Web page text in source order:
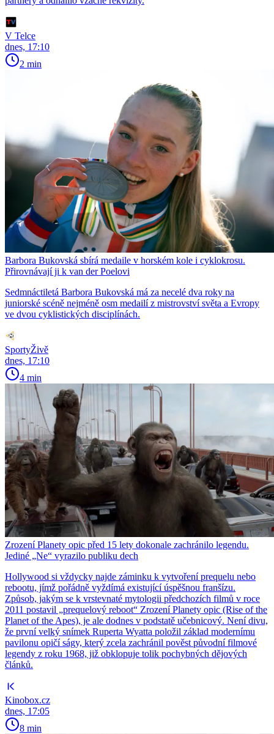
V Telce
dnes, 17:10
2 min
Barbora Bukovská sbírá medaile v horském kole i cyklokrosu.
Přirovnávají ji k van der Poelovi
Sedmnáctiletá Barbora Bukovská má za necelé dva roky na
juniorské scéně nejméně osm medailí z mistrovství světa a Evropy
ve dvou cyklistických disciplínách.
SportyŽivě
dnes, 17:10
4 min
Zrození Planety opic před 15 lety dokonale zachránilo legendu.
Jediné „Ne“ vyrazilo publiku dech
Hollywood si vždycky najde záminku k vytvoření prequelu nebo
rebootu, jímž pořádně vyždímá existující úspěšnou franšízu.
Způsob, jakým se k vrstevnaté mytologii předchozích filmů v roce
2011 postavil „prequelový reboot“ Zrození Planety opic (Rise of the
Planet of the Apes), je ale dodnes v podstatě učebnicový. Není divu,
že první velký snímek Ruperta Wyatta položil základ modernímu
pavilonu opičí ságy, který zcela zachránil pověst původní filmové
legendy z roku 1968, již obklopuje tolik pochybných dějových
článků.
Kinobox.cz
dnes, 17:05
8 min